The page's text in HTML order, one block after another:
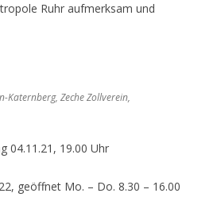
Ruhr aufmerksam und
Katernberg, Zeche Zollverein,
04.11.21, 19.00 Uhr
geöffnet Mo. – Do. 8.30 – 16.00